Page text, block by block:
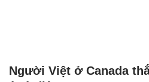
Người Việt ở Canada